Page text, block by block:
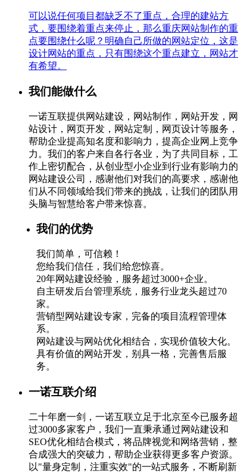
可以说任何项目都缺乏不了重点，合理的建站方
式，要围绕着重点来停止，那么重庆网站制作的重
点要围绕什么呢？明确自己所做的网站定位，这是
设计网站的重点，只有围绕这个重点建立，网站才
有希望。
我们能做什么
一诺互联提供网站建设，网站制作，网站开发，网
站设计，网页开发，网站定制，网页设计等服务，
帮助企业提高知名度和影响力，提高企业网上竞争
力。我们的客户来自各行各业，为了共同目标，工
作上密切配合，从创业型小企业到行业有影响力的
网站建设公司，感谢他们对我们的高要求，感谢他
们从不同领域给我们带来的挑战，让我们的团队用
头脑与智慧给客户带来惊喜。
我们的优势
我们简单，可信赖！
您给我们信任，我们给您惊喜。
20年网站建设经验，服务超过3000+企业。
自主研发后台管理系统，服务行业龙头超过70
家。
营销型网站建设专家，完备的项目流程管理体
系。
网站建设与网站优化相结合，实现价值较大化。
具有价值的网站开发，别具一格，完善售后服
务。
一诺互联介绍
二十年磨一剑，一诺互联立足于北京至今已服务超
过3000多家客户，我们一直秉承通过网站建设和
SEO优化相结合模式，将品牌视觉和网络营销，整
合成强大的突破力，帮助企业获得更多客户资源。
以"量身定制，注重实效"的一站式服务，不断刷新